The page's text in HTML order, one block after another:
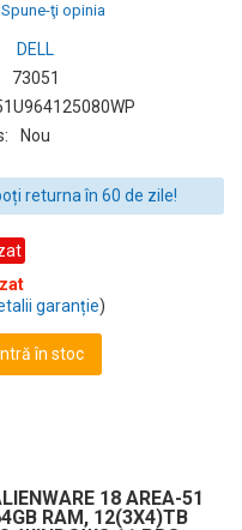
Spune-ţi opinia
DELL
73051
Nou
returna în 60 de zile!
garanție)
în stoc
18 AREA-51
RAM, 12(3X4)TB